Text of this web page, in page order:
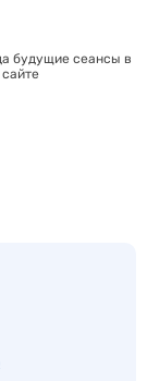
будущие сеансы в